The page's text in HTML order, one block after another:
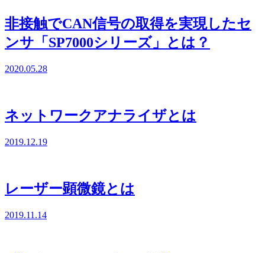
非接触でCAN信号の取得を実現したセ
ンサ「SP7000シリーズ」とは？
2020.05.28
ネットワークアナライザとは
2019.12.19
レーザー顕微鏡とは
2019.11.14